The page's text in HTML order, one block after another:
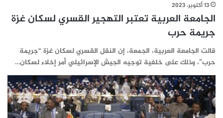
13 أكتوبر، 2023
الجامعة العربية تعتبر التهجير القسري لسكان غزة
جريمة حرب
قالت الجامعة العربية، الجمعة، إن النقل القسري لسكان غزة “جريمة
حرب”، وذلك على خلفية توجيه الجيش الإسرائيلي أمر إخلاء لسكان…